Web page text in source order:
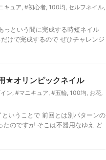
キュア, #初心者, 100均, セルフネイル,
っという間に完成する時短ネイル
けで完成するので ぜひチャレンジ
★オリンピックネイル
ン, #マニキュア, #五輪, 100均, お花,
いうことで 前回とは別パターンの
たのですが そこは不器用なゆえ ど